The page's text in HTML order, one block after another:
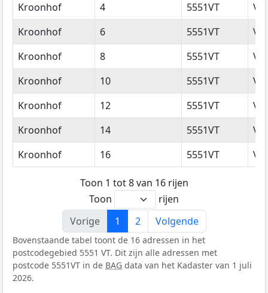
Kroonhof
4 5551VT
Kroonhof
6 5551VT
Kroonhof
8 5551VT
Kroonhof
10 5551VT
Kroonhof
12 5551VT
Kroonhof
14 5551VT
Kroonhof
16 5551VT
Toon 1 tot 8 van 16 rijen
Toon
rijen
Vorige
1 2 Volgende
Bovenstaande tabel toont de 16 adressen in het
postcodegebied 5551 VT. Dit zijn alle adressen met
postcode 5551VT in de BAG data van het Kadaster van 1 juli
2026.